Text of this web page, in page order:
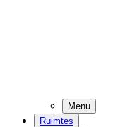
Menu
Ruimtes